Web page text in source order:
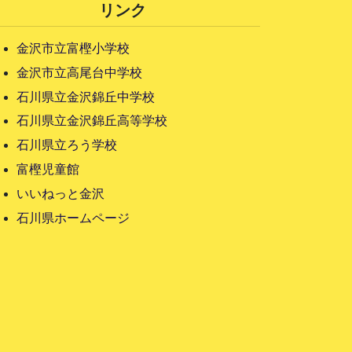
リンク
金沢市立富樫小学校
金沢市立高尾台中学校
石川県立金沢錦丘中学校
石川県立金沢錦丘高等学校
石川県立ろう学校
富樫児童館
いいねっと金沢
石川県ホームページ